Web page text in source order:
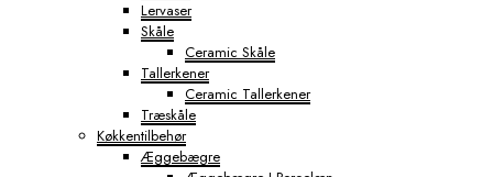
Lervaser
Skåle
Ceramic Skåle
Tallerkener
Ceramic Tallerkener
Træskåle
Køkkentilbehør
Æggebægre